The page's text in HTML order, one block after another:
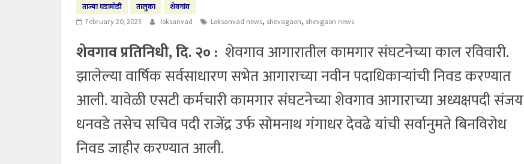
ताज्या घडामोडी तालुका
शेवगांव
February 20, 2023
loksanvad Loksanvad news, shevagaon, shevgaon news
शेवगाव प्रतिनिधी, दि. २० : शेवगाव आगारातील कामगार संघटनेच्या काल रविवारी.
झालेल्या वार्षिक सर्वसाधारण सभेत आगाराच्या नवीन पदाधिकाऱ्यांची निवड करण्यात
आली. यावेळी एसटी कर्मचारी कामगार संघटनेच्या शेवगाव आगाराच्या अध्यक्षपदी संजय
धनवडे तसेच सचिव पदी राजेंद्र उर्फ सोमनाथ गंगाधर देवढे यांची सर्वानुमते बिनविरोध
निवड जाहीर करण्यात आली.